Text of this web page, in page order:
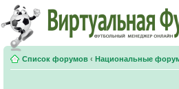
Список форумов ‹ Национальные